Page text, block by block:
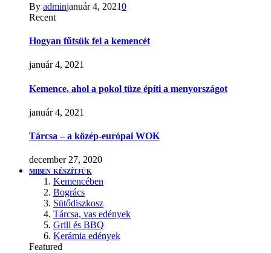
By adminjanuár 4, 20210
Recent
Hogyan fűtsük fel a kemencét
január 4, 2021
Kemence, ahol a pokol tüze építi a menyországot
január 4, 2021
Tárcsa – a közép-európai WOK
december 27, 2020
MIBEN KÉSZÍTJÜK
Kemencében
Bogrács
Sütődiszkosz
Tárcsa, vas edények
Grill és BBQ
Kerámia edények
Featured